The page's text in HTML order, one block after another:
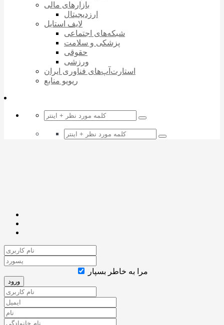
بازارهای مالی
ارزدیجیتال
لایف استایل
شبکه‌های اجتماعی
پزشکی و سلامت
حقوقی
ورزشی
استارت‌آپ‌های فناوری ایران
ریویو منابع
مرا به خاطر بسپار